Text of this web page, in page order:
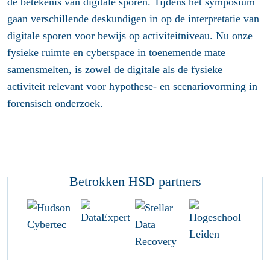
gaan verschillende deskundigen in op de interpretatie van
digitale sporen voor bewijs op activiteitniveau. Nu onze
fysieke ruimte en cyberspace in toenemende mate
samensmelten, is zowel de digitale als de fysieke
activiteit relevant voor hypothese- en scenariovorming in
forensisch onderzoek.
Betrokken HSD partners